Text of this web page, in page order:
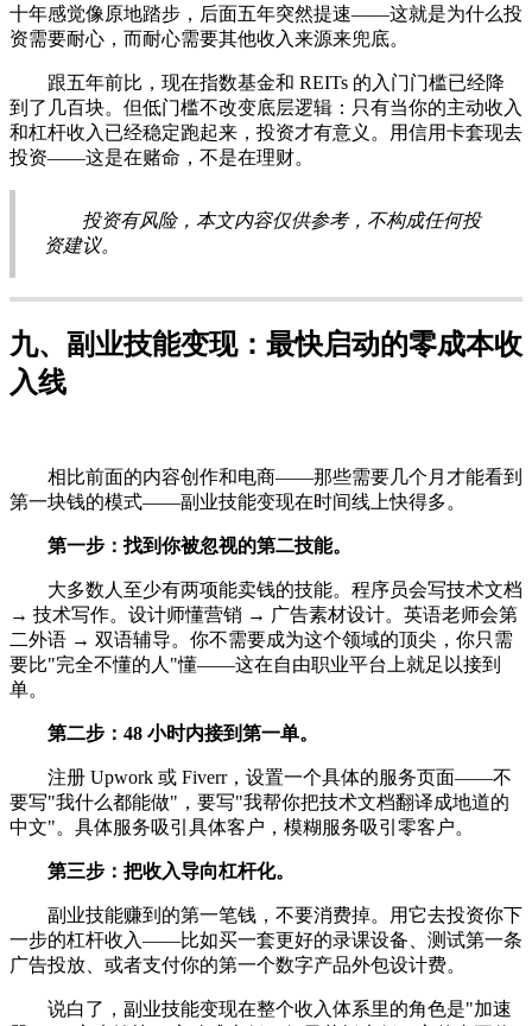
十年感觉像原地踏步，后面五年突然提速——这就是为什么投
资需要耐心，而耐心需要其他收入来源来兜底。
跟五年前比，现在指数基金和 REITs 的入门门槛已经降
到了几百块。但低门槛不改变底层逻辑：只有当你的主动收入
和杠杆收入已经稳定跑起来，投资才有意义。用信用卡套现去
投资——这是在赌命，不是在理财。
投资有风险，本文内容仅供参考，不构成任何投
资建议。
九、副业技能变现：最快启动的零成本收
入线
相比前面的内容创作和电商——那些需要几个月才能看到
第一块钱的模式——副业技能变现在时间线上快得多。
第一步：找到你被忽视的第二技能。
大多数人至少有两项能卖钱的技能。程序员会写技术文档
→ 技术写作。设计师懂营销 → 广告素材设计。英语老师会第
二外语 → 双语辅导。你不需要成为这个领域的顶尖，你只需
要比"完全不懂的人"懂——这在自由职业平台上就足以接到
单。
第二步：48 小时内接到第一单。
注册 Upwork 或 Fiverr，设置一个具体的服务页面——不
要写"我什么都能做"，要写"我帮你把技术文档翻译成地道的
中文"。具体服务吸引具体客户，模糊服务吸引零客户。
第三步：把收入导向杠杆化。
副业技能赚到的第一笔钱，不要消费掉。用它去投资你下
一步的杠杆收入——比如买一套更好的录课设备、测试第一条
广告投放、或者支付你的第一个数字产品外包设计费。
说白了，副业技能变现在整个收入体系里的角色是"加速